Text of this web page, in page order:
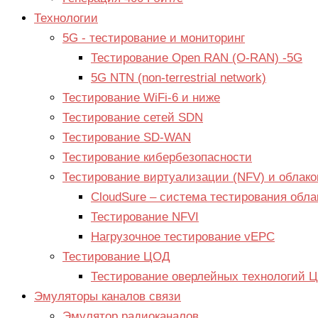
Технологии
5G - тестирование и мониторинг
Тестирование Open RAN (O-RAN) -5G
5G NTN (non-terrestrial network)
Тестирование WiFi-6 и ниже
Тестирование сетей SDN
Тестирование SD-WAN
Тестирование кибербезопасности
Тестирование виртуализации (NFV) и
CloudSure – система тестирования
Тестирование NFVI
Нагрузочное тестирование vEPC
Тестирование ЦОД
Тестирование оверлейных технологий
Эмуляторы каналов связи